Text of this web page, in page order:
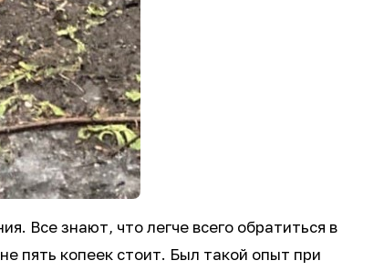
Все знают, что легче всего обратиться в
пять копеек стоит. Был такой опыт при